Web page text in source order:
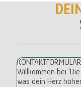
Willkommen bei
was dein Herz